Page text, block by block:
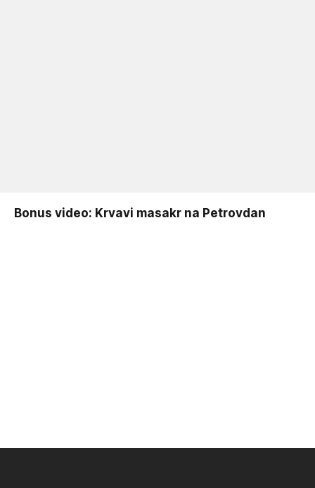
Bonus video: Krvavi masakr na Petrovdan